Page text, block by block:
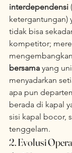
interdependensi
ketergantungan)
tidak bisa
kompetitor;
bersama yang
menyadarkan
apa pun
berada di kapal
sisi kapal bocor,
tenggelam.
2. Evolusi